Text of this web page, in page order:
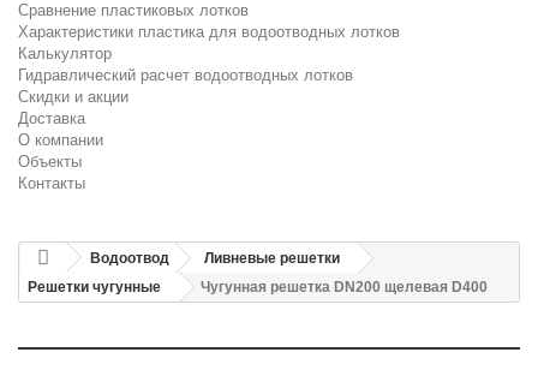
Сравнение пластиковых лотков
Характеристики пластика для водоотводных лотков
Калькулятор
Гидравлический расчет водоотводных лотков
Скидки и акции
Доставка
О компании
Объекты
Контакты
Водоотвод
Ливневые решетки
Решетки чугунные
Чугунная решетка DN200 щелевая D400